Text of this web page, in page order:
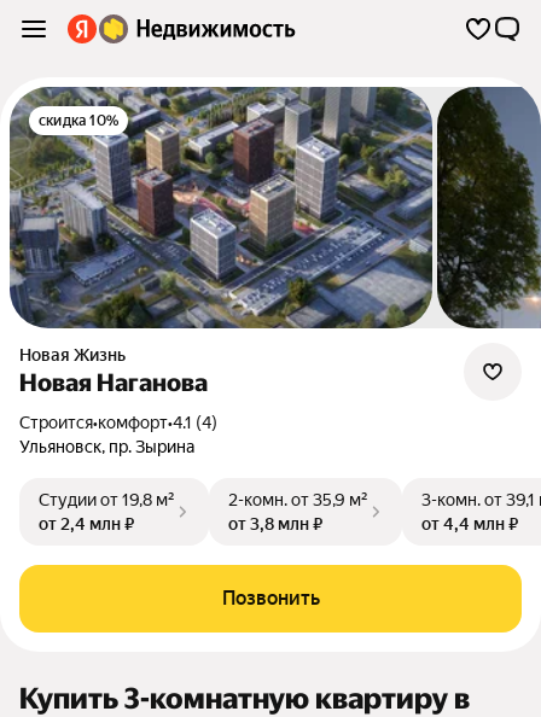
скидка 10%
Новая Жизнь
Новая Наганова
Строится•комфорт•4.1 (4)
Ульяновск, пр. Зырина
Студииот 19,8 м²
от 2,4 млн ₽
2-комн.от 35,9 м²
от 3,8 млн ₽
3-комн.от 39,1
от 4,4 млн ₽
Позвонить
Купить 3-комнатную квартиру в